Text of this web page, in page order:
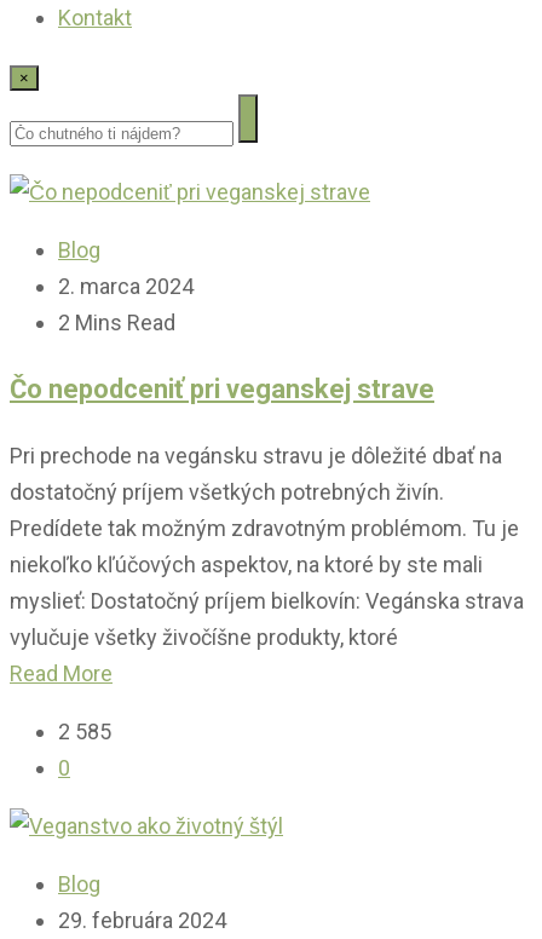
Kontakt
×
Blog
2. marca 2024
2 Mins Read
Čo nepodceniť pri veganskej strave
Pri prechode na vegánsku stravu je dôležité dbať na
dostatočný príjem všetkých potrebných živín.
Predídete tak možným zdravotným problémom. Tu je
niekoľko kľúčových aspektov, na ktoré by ste mali
myslieť: Dostatočný príjem bielkovín: Vegánska strava
vylučuje všetky živočíšne produkty, ktoré
Read More
2 585
0
Blog
29. februára 2024